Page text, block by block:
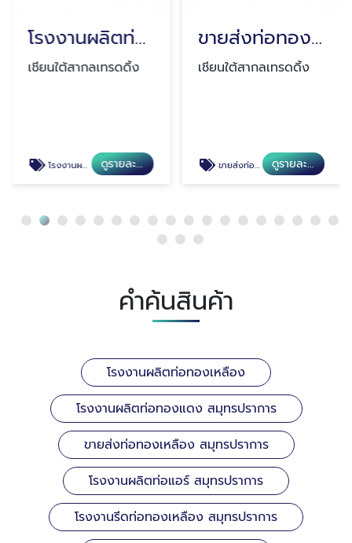
โรงงานผลิตท่อทองแดง สมุทรปราการ
เชียนใต้สากลเทรดดิ้ง
โรงงานผลิตท่อทองแดง สมุทรปราการ ดูรายละเอียด
ขายส่งท่อทองเหลือง สมุทรปราการ
เชียนใต้สากลเทรดดิ้ง
ขายส่งท่อทองเหลือง สมุทรปราการ ดูรายละเอียด
คำค้นสินค้า
โรงงานผลิตท่อทองเหลือง
โรงงานผลิตท่อทองแดง สมุทรปราการ
ขายส่งท่อทองเหลือง สมุทรปราการ
โรงงานผลิตท่อแอร์ สมุทรปราการ
โรงงานรีดท่อทองเหลือง สมุทรปราการ